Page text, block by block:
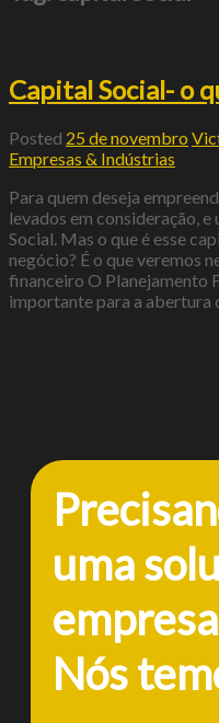
Capital Social- o
Posted 25 de novembro
Empresas & Indústrias
Para quem deseja
levados em consideração,
Social. Mas o que é esse
negócio? É o que veremos
financeiro O Planejamento
importante para a abertura
uma
Nós